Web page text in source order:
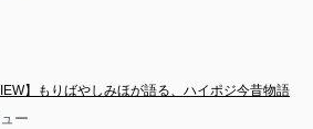
】もりばやしみほが語る、ハイポジ今昔物語
ー